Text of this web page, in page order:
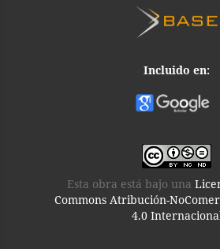
Incluido en:
Esta obra está bajo una
Commons Atribución-
4.0